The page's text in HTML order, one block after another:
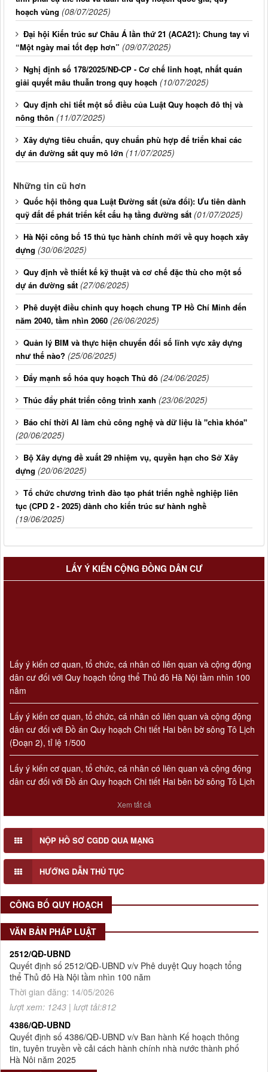
hoạch vùng (08/07/2025)
Đại hội Kiến trúc sư Châu Á lần thứ 21 (ACA21): Chung tay vì
“Một ngày mai tốt đẹp hơn” (09/07/2025)
Nghị định số 178/2025/NĐ-CP - Cơ chế linh hoạt, nhất quán
giải quyết mâu thuẫn trong quy hoạch (10/07/2025)
Quy định chi tiết một số điều của Luật Quy hoạch đô thị và
nông thôn (11/07/2025)
Xây dựng tiêu chuẩn, quy chuẩn phù hợp để triển khai các
dự án đường sắt quy mô lớn (11/07/2025)
Những tin cũ hơn
Quốc hội thông qua Luật Đường sắt (sửa đổi): Ưu tiên dành
quỹ đất để phát triển kết cấu hạ tầng đường sắt (01/07/2025)
Hà Nội công bố 15 thủ tục hành chính mới về quy hoạch xây
dựng (30/06/2025)
Quy định về thiết kế kỹ thuật và cơ chế đặc thù cho một số
dự án đường sắt (27/06/2025)
Phê duyệt điều chỉnh quy hoạch chung TP Hồ Chí Minh đến
năm 2040, tầm nhìn 2060 (26/06/2025)
Quản lý BIM và thực hiện chuyển đổi số lĩnh vực xây dựng
như thế nào? (25/06/2025)
Đẩy mạnh số hóa quy hoạch Thủ đô (24/06/2025)
Thúc đẩy phát triển công trình xanh (23/06/2025)
Báo chí thời AI làm chủ công nghệ và dữ liệu là "chìa khóa"
(20/06/2025)
Bộ Xây dựng đề xuất 29 nhiệm vụ, quyền hạn cho Sở Xây
dựng (20/06/2025)
Tổ chức chương trình đào tạo phát triển nghề nghiệp liên
tục (CPD 2 - 2025) dành cho kiến trúc sư hành nghề
(19/06/2025)
LẤY Ý KIẾN CỘNG ĐỒNG DÂN CƯ
dân cư đối với Quy hoạch tổng thể Thủ đô Hà Nội tầm nhìn 100
năm
dân cư đối với Đồ án Quy hoạch Chi tiết Hai bên bờ sông Tô Lịch
(Đoạn 2), tỉ lệ 1/500
dân cư đối với Đồ án Quy hoạch Chi tiết Hai bên bờ sông Tô Lịch
(Đoạn 3), tỉ lệ 1/500
dân cư đối với Đồ án Quy hoạch Chi tiết Hai bên bờ sông Tô Lịch
(Đoạn 1), tỉ lệ 1/500
Xem tất cả
NỘP HỒ SƠ CGDD QUA MẠNG
HƯỚNG DẪN THỦ TỤC
CÔNG BỐ QUY HOẠCH
VĂN BẢN PHÁP LUẬT
Số 908/KH-VQH
Kế hoạch Thông tin, tuyên truyền về cải cách hành chính nhà
nước của Viện Quy hoạch xây dựng Hà Nội giai đoạn 2026 -
Thời gian đăng: 16/07/2026
lượt xem: 78 | lượt tải:31
2512/QĐ-UBND
Quyết định số 2512/QĐ-UBND v/v Phê duyệt Quy hoạch tổng
thể Thủ đô Hà Nội tầm nhìn 100 năm
Thời gian đăng: 14/05/2026
lượt xem: 1243 | lượt tải:812
4386/QĐ-UBND
Quyết định số 4386/QĐ-UBND v/v Ban hành Kế hoạch thông
tin, tuyên truyền về cải cách hành chính nhà nước thành phố
Hà Nội năm 2025
Thời gian đăng: 25/08/2025